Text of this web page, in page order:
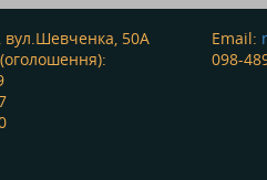
вул.Шевченка, 50А
Email:
098-